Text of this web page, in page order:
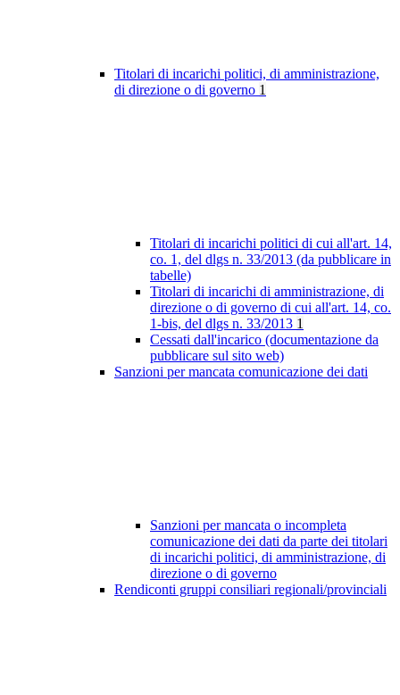
Titolari di incarichi politici, di amministrazione,
di direzione o di governo 1
Titolari di incarichi politici di cui all'art. 14,
co. 1, del dlgs n. 33/2013 (da pubblicare in
tabelle)
Titolari di incarichi di amministrazione, di
direzione o di governo di cui all'art. 14, co.
1-bis, del dlgs n. 33/2013 1
Cessati dall'incarico (documentazione da
pubblicare sul sito web)
Sanzioni per mancata comunicazione dei dati
Sanzioni per mancata o incompleta
comunicazione dei dati da parte dei titolari
di incarichi politici, di amministrazione, di
direzione o di governo
Rendiconti gruppi consiliari regionali/provinciali